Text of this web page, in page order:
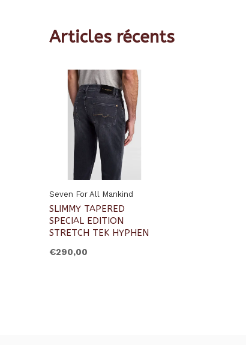
Articles récents
Seven For All Mankind
SLIMMY TAPERED
SPECIAL EDITION
STRETCH TEK HYPHEN
€290,00